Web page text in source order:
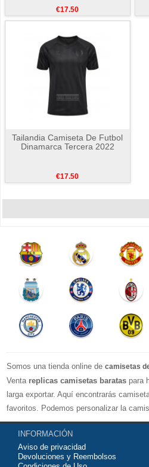
€17.50
Tailandia Camiseta De Futbol
Dinamarca Tercera 2022
€17.50
Somos una tienda online de camisetas
Venta replicas camisetas baratas para
larga exportar. Aquí encontrarás
favoritos. Podemos personalizar la
quieras. Nuestrascamisetas de futbol
tailandesa por lo que estamos
con ella. Estas camisetas tienen un
servirán para jugar al fútbol o
INFORMACIÓN
Aviso de privacidad
Devoluciones y Reembolsos